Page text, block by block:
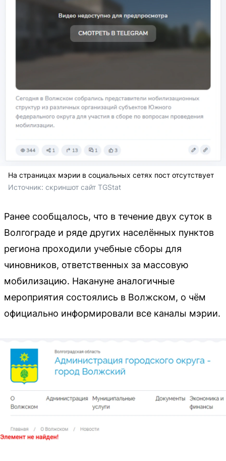
На страницах мэрии в социальных сетях пост отсутствует
Источник: скриншот сайт TGStat
Ранее сообщалось, что в течение двух суток в
Волгограде и ряде других населённых пунктов
региона проходили учебные сборы для
чиновников, ответственных за массовую
мобилизацию. Накануне аналогичные
мероприятия состоялись в Волжском, о чём
официально информировали все каналы мэрии.